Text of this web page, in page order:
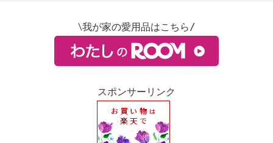
∖我が家の愛用品はこちら/
スポンサーリンク